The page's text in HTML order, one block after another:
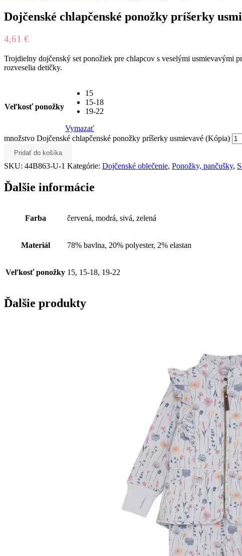
Dojčenské chlapčenské ponožky príšerky
4,61 €
Trojdielny dojčenský set ponožiek pre chlapcov s veselými usmievavými
rozveselia detičky.
Veľkosť ponožky
15
15-18
19-22
Vymazať
množstvo Dojčenské chlapčenské ponožky príšerky usmievavé (Kópia)
Pridať do košíka
SKU: 44B863-U-1 Kategórie: Dojčenské oblečenie, Ponožky, pančušky,
Ďalšie informácie
Farba červená, modrá, sivá, zelená
Materiál 78% bavlna, 20% polyester, 2% elastan
Veľkosť ponožky 15, 15-18, 19-22
Ďalšie produkty